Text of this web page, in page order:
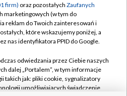
prywatności
zgody
Pomoc
Kontakt
firm) oraz pozostałych Zaufanych
marketingowych (w tym do
reklam do Twoich zainteresowań i
które wskazujemy poniżej, a
nas identyfikatora PPID do Google.
odwiedzania przez Ciebie naszych
dalej „Portalem”, w tym informacje
takich jak: pliki cookie, sygnalizatory
umożliwiających świadczenie